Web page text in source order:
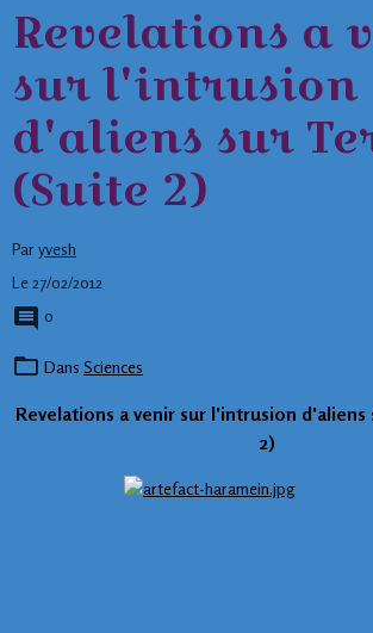
Revelations a
sur l'intrusion
d'aliens sur
(Suite 2)
Par yvesh
Le 27/02/2012
0
Dans Sciences
Revelations a venir sur l'intrusion d'aliens
2)